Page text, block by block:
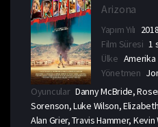
Arizona
Yapım Yılı 2018
Film Süresi 1
Ülke Amerika
Yönetmen
Oyuncular Danny McBride,
Sorenson, Luke Wilson,
Alan Grier, Travis Hammer,